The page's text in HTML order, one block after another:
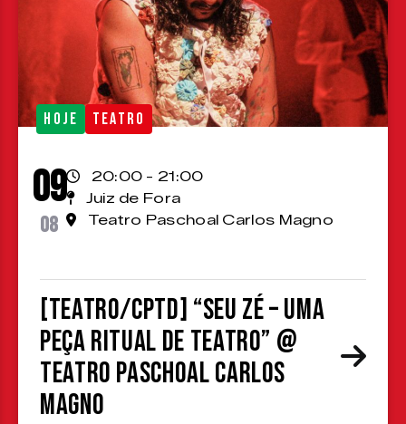
HOJE TEATRO
09
08
20:00 - 21:00
Juiz de Fora
Teatro Paschoal Carlos Magno
[TEATRO/CPTD] “Seu Zé – Uma
peça ritual de teatro” @
Teatro Paschoal Carlos
Magno